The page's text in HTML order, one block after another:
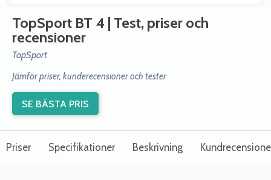
TopSport BT 4 | Test, priser och
recensioner
TopSport
Jämför priser, kunderecensioner och tester
SE BÄSTA PRIS
Priser Specifikationer Beskrivning